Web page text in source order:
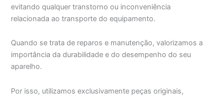
evitando qualquer transtorno ou inconveniência
relacionada ao transporte do equipamento.
Quando se trata de reparos e manutenção, valorizamos a
importância da durabilidade e do desempenho do seu
aparelho.
Por isso, utilizamos exclusivamente peças originais,